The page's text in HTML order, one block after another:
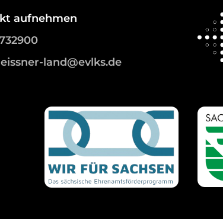
aufnehmen
land@evlks.de